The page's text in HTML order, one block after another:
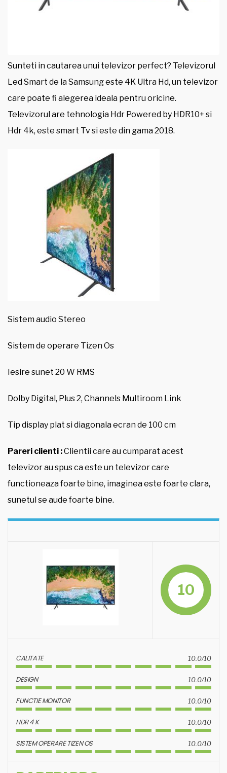
Sunteti in cautarea unui televizor perfect? Televizorul
Led Smart de la Samsung este 4K Ultra Hd, un televizor
care poate fi alegerea ideala pentru oricine.
Televizorul are tehnologia Hdr Powered by HDR10+ si
Hdr 4k, este smart Tv si este din gama 2018.
Sistem audio Stereo
Sistem de operare Tizen Os
Iesire sunet 20 W RMS
Dolby Digital, Plus 2, Channels Multiroom Link
Tip display plat si diagonala ecran de 100 cm
Pareri clienti :Clientii care au cumparat acest
televizor au spus ca este un televizor care
functioneaza foarte bine, imaginea este foarte clara,
sunetul se aude foarte bine.
10
CALITATE 10.0/10
DESIGN 10.0/10
FUNCTIE MONITOR 10.0/10
HDR 4 K 10.0/10
SISTEM OPERARE TIZEN OS 10.0/10